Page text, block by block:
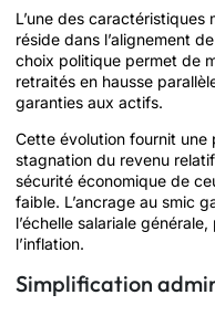
L’une des
réside dans l’alignement
choix politique permet de
retraités en hausse
garanties aux actifs.
Cette évolution fournit une
stagnation du revenu
sécurité économique de
faible. L’ancrage au smic
l’échelle salariale
l’inflation.
Simplification